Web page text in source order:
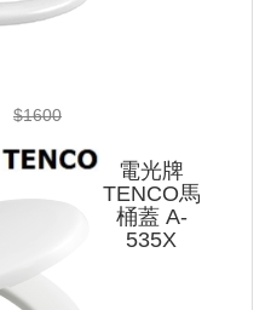
$1600
電光牌
TENCO馬
桶蓋 A-
535X